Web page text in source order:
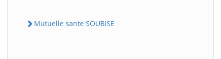
Mutuelle sante SOUBISE